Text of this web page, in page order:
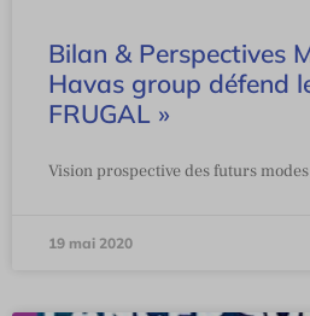
Bilan & Perspectives
Havas group défend
FRUGAL »
Vision prospective des futurs
19 mai 2020